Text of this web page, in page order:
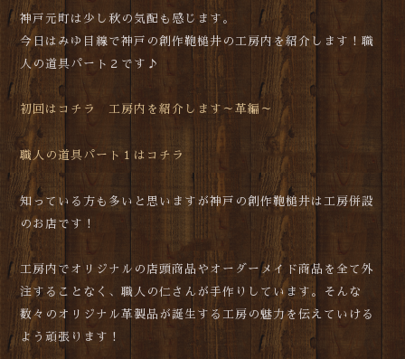
神戸元町は少し秋の気配も感じます。
今日はみゆ目線で神戸の創作鞄槌井の工房内を紹介します！職
人の道具パート２です♪
初回はコチラ 工房内を紹介します～革編～
職人の道具パート１はコチラ
知っている方も多いと思いますが神戸の創作鞄槌井は工房併設
のお店です！
工房内でオリジナルの店頭商品やオーダーメイド商品を全て外
注することなく、職人の仁さんが手作りしています。そんな
数々のオリジナル革製品が誕生する工房の魅力を伝えていける
よう頑張ります！